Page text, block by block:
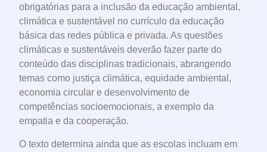
obrigatórias para a inclusão da educação ambiental,
climática e sustentável no currículo da educação
básica das redes pública e privada. As questões
climáticas e sustentáveis deverão fazer parte do
conteúdo das disciplinas tradicionais, abrangendo
temas como justiça climática, equidade ambiental,
economia circular e desenvolvimento de
competências socioemocionais, a exemplo da
empatia e da cooperação.
O texto determina ainda que as escolas incluam em